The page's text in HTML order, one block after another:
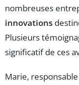
nombreuses
innovations
Plusieurs
significatif de ces
Marie,